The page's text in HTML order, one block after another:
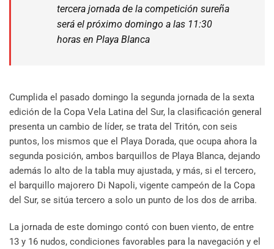
tercera jornada de la competición sureña
será el próximo domingo a las 11:30
horas en Playa Blanca
Cumplida el pasado domingo la segunda jornada de la sexta
edición de la Copa Vela Latina del Sur, la clasificación general
presenta un cambio de líder, se trata del Tritón, con seis
puntos, los mismos que el Playa Dorada, que ocupa ahora la
segunda posición, ambos barquillos de Playa Blanca, dejando
además lo alto de la tabla muy ajustada, y más, si el tercero,
el barquillo majorero Di Napoli, vigente campeón de la Copa
del Sur, se sitúa tercero a solo un punto de los dos de arriba.
La jornada de este domingo contó con buen viento, de entre
13 y 16 nudos, condiciones favorables para la navegación y el